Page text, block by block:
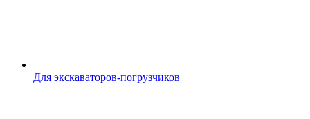
Для экскаваторов-погрузчиков